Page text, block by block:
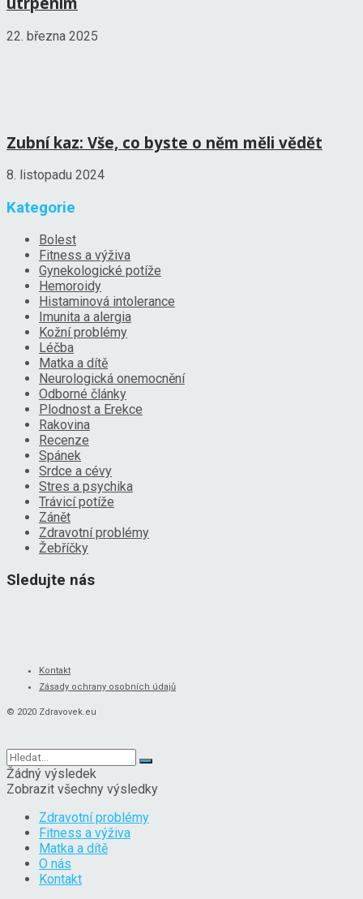
22. března 2025
Zubní kaz: Vše, co byste o něm měli vědět
8. listopadu 2024
Kategorie
Bolest
Fitness a výživa
Gynekologické potíže
Hemoroidy
Histaminová intolerance
Imunita a alergia
Kožní problémy
Léčba
Matka a dítě
Neurologická onemocnění
Odborné články
Plodnost a Erekce
Rakovina
Recenze
Spánek
Srdce a cévy
Stres a psychika
Trávicí potíže
Zánět
Zdravotní problémy
Žebříčky
Sledujte nás
Kontakt
Zásady ochrany osobních údajů
© 2020 Zdravovek.eu
Žádný výsledek
Zobrazit všechny výsledky
Zdravotní problémy
Fitness a výživa
Matka a dítě
O nás
Kontakt